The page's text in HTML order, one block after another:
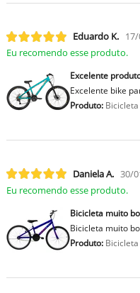
Eduardo K.
Eu recomendo esse produto.
Excelente
Excelente bike
Produto:Bicicleta
Daniela A. 30/
Eu recomendo esse produto.
Bicicleta muito
Bicicleta muito
Produto:Bicicleta